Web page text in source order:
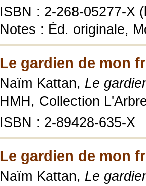
ISBN : 2-268-05277-X
Notes : Éd. originale,
Le gardien de mon
Naïm Kattan, Le
HMH, Collection
ISBN : 2-89428-635-X
Le gardien de mon
Naïm Kattan, Le